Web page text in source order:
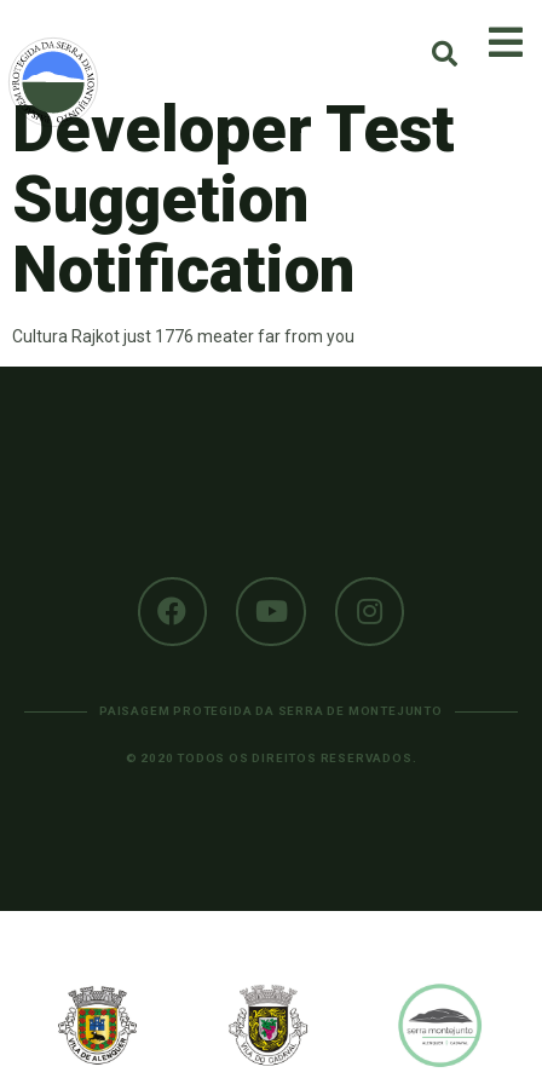
Developer Test
Suggetion
Notification
Cultura Rajkot just 1776 meater far from you
PAISAGEM PROTEGIDA DA SERRA DE MONTEJUNTO
© 2020 TODOS OS DIREITOS RESERVADOS.